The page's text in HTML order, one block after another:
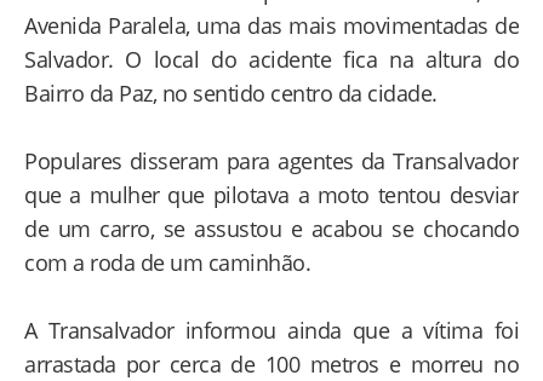
Avenida Paralela, uma das mais movimentadas de
Salvador. O local do acidente fica na altura do
Bairro da Paz, no sentido centro da cidade.
Populares disseram para agentes da Transalvador
que a mulher que pilotava a moto tentou desviar
de um carro, se assustou e acabou se chocando
com a roda de um caminhão.
A Transalvador informou ainda que a vítima foi
arrastada por cerca de 100 metros e morreu no